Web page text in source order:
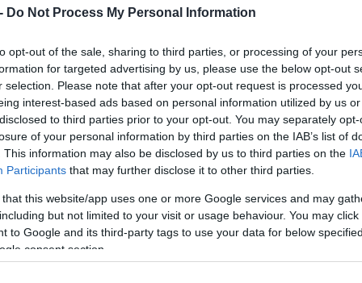
Do Not Process My Personal Information
opt-out of the sale, sharing to third parties, or processing of your
for targeted advertising by us, please use the below opt-out
selection. Please note that after your opt-out request is processed
interest-based ads based on personal information utilized by us
to third parties prior to your opt-out. You may separately
of your personal information by third parties on the IAB’s list of
This information may also be disclosed by us to third parties on the
Participants that may further disclose it to other third parties.
that this website/app uses one or more Google services and may
but not limited to your visit or usage behaviour. You may
to Google and its third-party tags to use your data for below
consent section.
som lockades att hänga på. Moen och
fick lov att ge sig.
skapa en ordentlig lucka, och han var bara
från de andra lagen. Jag visste att
(Nygaard) och Kasper (Stadaas) ta det
Predazzo, och med tanke på Runar Skaug
hålla hela vägen?